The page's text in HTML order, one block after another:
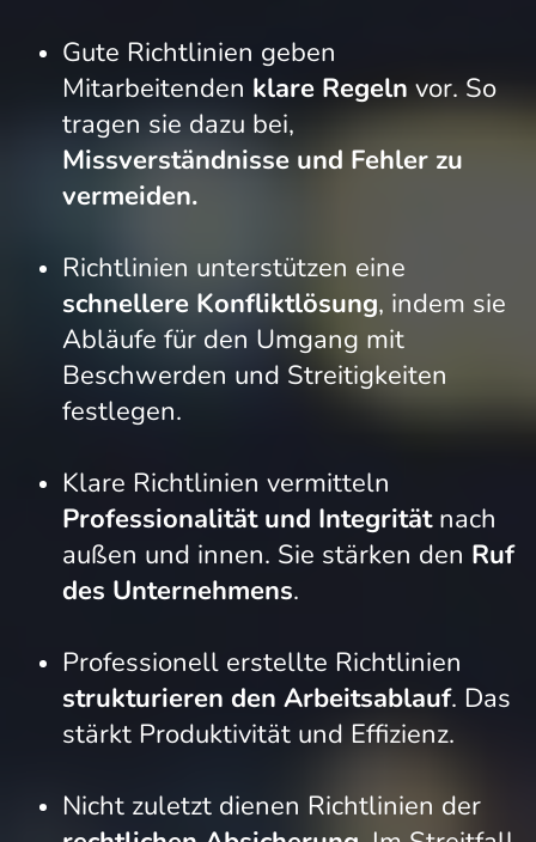
Gute Richtlinien geben
Mitarbeitenden klare Regeln vor. So
tragen sie dazu bei,
Missverständnisse und Fehler zu
vermeiden.
Richtlinien unterstützen eine
schnellere Konfliktlösung, indem sie
Abläufe für den Umgang mit
Beschwerden und Streitigkeiten
festlegen.
Klare Richtlinien vermitteln
Professionalität und Integritätnach
außen und innen. Sie stärken den Ruf
des Unternehmens.
Professionell erstellte Richtlinien
strukturieren den Arbeitsablauf. Das
stärkt Produktivität und Effizienz.
Nicht zuletzt dienen Richtlinien der